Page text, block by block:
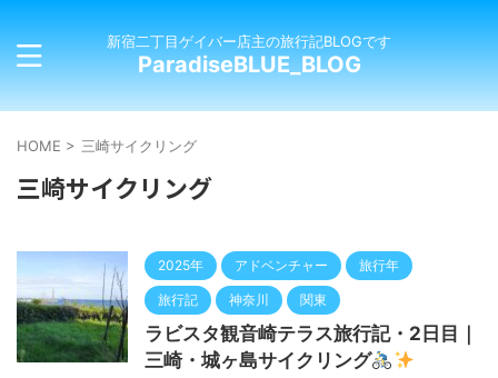
新宿二丁目ゲイバー店主の旅行記BLOGです
ParadiseBLUE_BLOG
HOME > 三崎サイクリング
三崎サイクリング
2025年 アドベンチャー 旅行年
旅行記 神奈川 関東
ラビスタ観音崎テラス旅行記・2日目｜
三崎・城ヶ島サイクリング